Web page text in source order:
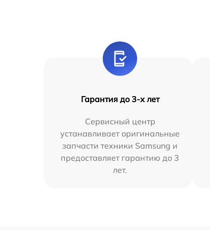
Гарантия до 3-х лет
Сервисный центр
устанавливает оригинальные
запчасти техники Samsung и
предоставляет гарантию до 3
лет.